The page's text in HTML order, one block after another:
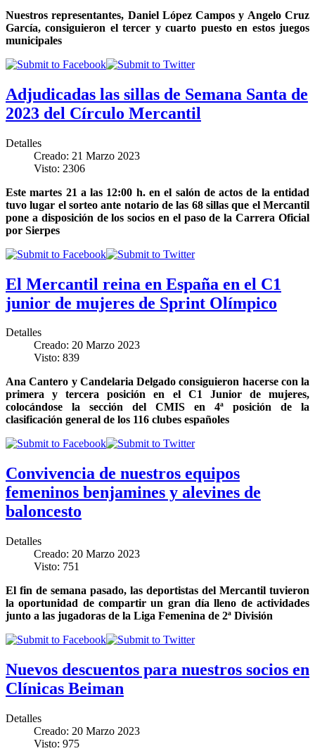
Nuestros representantes, Daniel López Campos y Angelo Cruz
García, consiguieron el tercer y cuarto puesto en estos juegos
municipales
Adjudicadas las sillas de Semana Santa de
2023 del Círculo Mercantil
Detalles
Creado: 21 Marzo 2023
Visto: 2306
Este martes 21 a las 12:00 h. en el salón de actos de la entidad
tuvo lugar el sorteo ante notario de las 68 sillas que el Mercantil
pone a disposición de los socios en el paso de la Carrera Oficial
por Sierpes
El Mercantil reina en España en el C1
junior de mujeres de Sprint Olímpico
Detalles
Creado: 20 Marzo 2023
Visto: 839
Ana Cantero y Candelaria Delgado consiguieron hacerse con la
primera y tercera posición en el C1 Junior de mujeres,
colocándose la sección del CMIS en 4ª posición de la
clasificación general de los 116 clubes españoles
Convivencia de nuestros equipos
femeninos benjamines y alevines de
baloncesto
Detalles
Creado: 20 Marzo 2023
Visto: 751
El fin de semana pasado, las deportistas del Mercantil tuvieron
la oportunidad de compartir un gran día lleno de actividades
junto a las jugadoras de la Liga Femenina de 2ª División
Nuevos descuentos para nuestros socios en
Clínicas Beiman
Detalles
Creado: 20 Marzo 2023
Visto: 975